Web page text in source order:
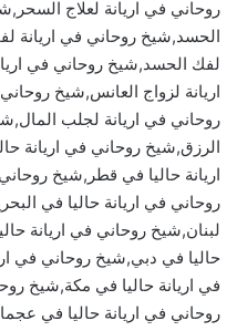
روحاني في اريانة لعلاج
الحسد,شيخ روحاني في اريانة
لفك الحسد,شيخ روحاني في
اريانة لزواج العانس,شيخ
روحاني في اريانة لجلب
الرزق,شيخ روحاني في اريانة
اريانة حاليا في قطر,شيخ
روحاني في اريانة حاليا في
لبنان,شيخ روحاني في اريانة
حاليا في دبي,شيخ روحاني في
في اريانة حاليا في مكة,شيخ
روحاني في اريانة حاليا في